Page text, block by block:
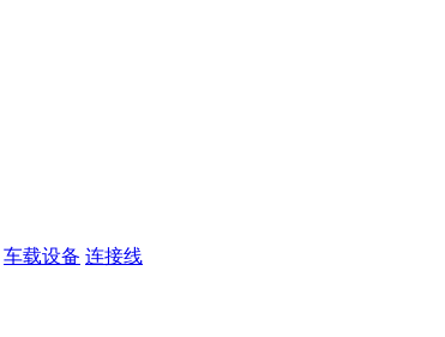
车载设备 连接线